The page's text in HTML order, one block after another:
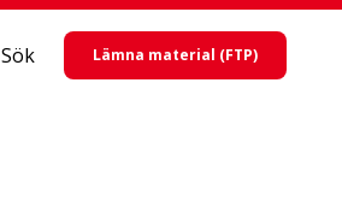
Sök Lämna material (FTP)